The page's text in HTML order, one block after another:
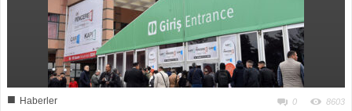
■ Haberler 0 8603